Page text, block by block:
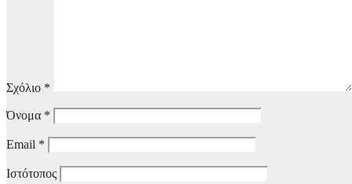
Σχόλιο *
Όνομα *
Email *
Ιστότοπος